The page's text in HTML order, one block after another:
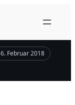
6. Februar 2018